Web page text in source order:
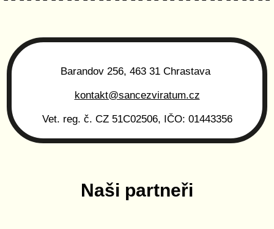
Barandov 256, 463 31 Chrastava
kontakt@sancezviratum.cz
Vet. reg. č. CZ 51C02506, IČO: 01443356
Naši partneři